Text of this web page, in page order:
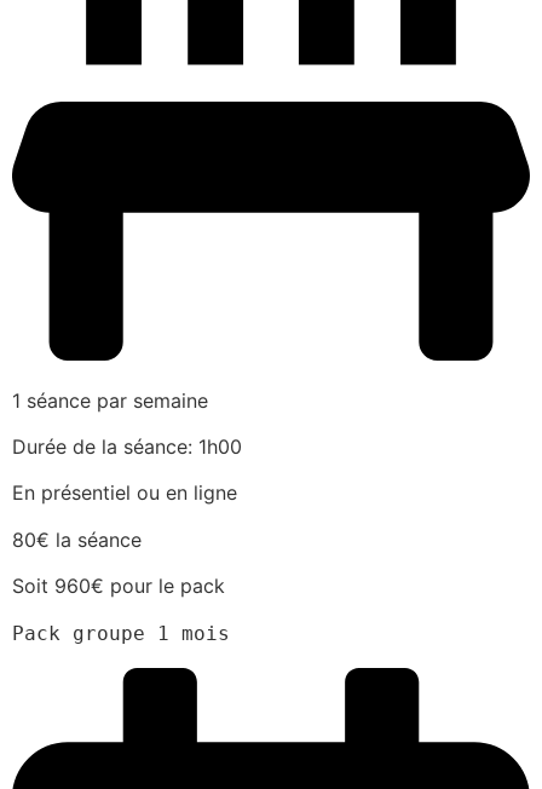
1 séance par semaine
Durée de la séance: 1h00
En présentiel ou en ligne
80€ la séance
Soit 960€ pour le pack
Pack groupe 1 mois